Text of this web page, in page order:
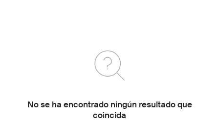
No se ha encontrado ningún resultado que
coincida